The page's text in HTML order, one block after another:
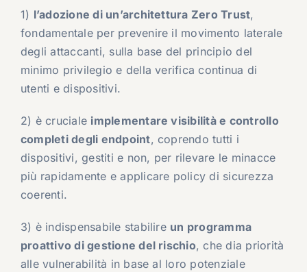
1) l’adozione di un’architettura Zero Trust,
fondamentale per prevenire il movimento laterale
degli attaccanti, sulla base del principio del
minimo privilegio e della verifica continua di
utenti e dispositivi.
2) è cruciale implementare visibilità e controllo
completi degli endpoint, coprendo tutti i
dispositivi, gestiti e non, per rilevare le minacce
più rapidamente e applicare policy di sicurezza
coerenti.
3) è indispensabile stabilire un programma
proattivo di gestione del rischio, che dia priorità
alle vulnerabilità in base al loro potenziale